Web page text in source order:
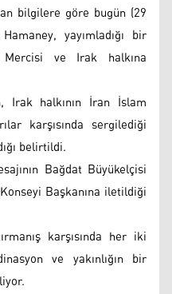
bilgilere göre bugün (29
yayımladığı bir
ve Irak halkına
Irak halkının İran İslam
karşısında sergilediği
belirtildi.
Bağdat Büyükelçisi
Başkanına iletildiği
karşısında her iki
ve yakınlığın bir